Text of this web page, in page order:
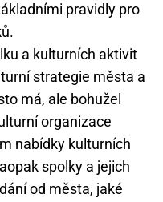
pravidly pro
a kulturních aktivit
strategie města a
má, ale bohužel
organizace
nabídky kulturních
spolky a jejich
od města, jaké